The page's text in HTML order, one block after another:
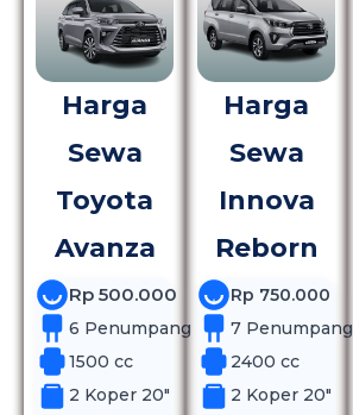
Harga
Sewa
Toyota
Avanza
Rp 500.000
6 Penumpang
1500 cc
2 Koper 20"
Harga
Sewa
Innova
Reborn
Rp 750.000
7 Penumpang
2400 cc
2 Koper 20"